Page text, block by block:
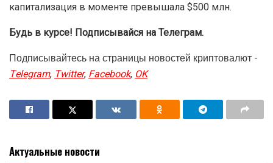
капитализация в моменте превышала $500 млн.
Будь в курсе! Подписывайся на Телеграм.
Подписывайтесь на страницы новостей криптовалют -
Telegram, Twitter, Facebook, OK
Актуальные новости